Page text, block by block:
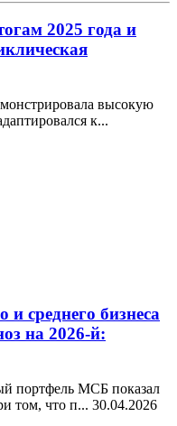
2025 года и
высокую
к...
среднего бизнеса
на 2026-й:
портфель МСБ показал
том, что п... 30.04.2026